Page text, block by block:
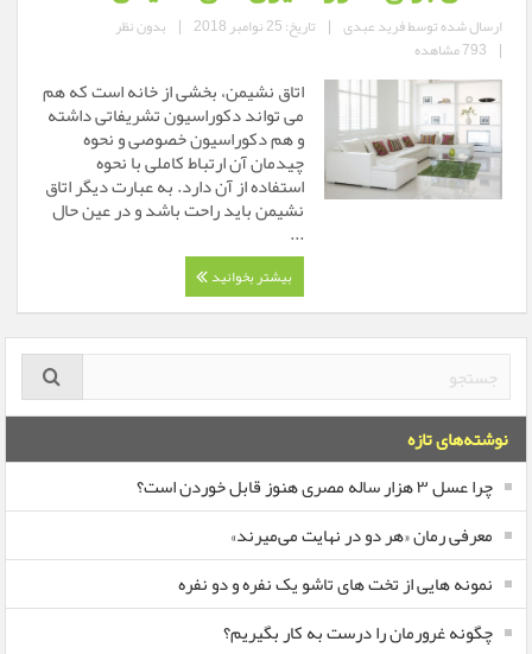
ارسال شده توسطفرید عبدی | تاریخ: 25 نوامبر 2018 | بدون نظر
| 793 مشاهده
اتاق نشیمن، بخشی از خانه است كه هم
می تواند دكوراسیون تشریفاتی داشته
و هم دكوراسیون خصوصی و نحوه
چیدمان آن ارتباط كاملی با نحوه
استفاده از آن دارد. به عبارت دیگر اتاق
نشیمن باید راحت باشد و در عین حال
...
بیشتر بخوانید
نوشته‌های تازه
چرا عسل ۳ هزار ساله‌ مصری هنوز قابل خوردن است؟
معرفی رمان «هر دو در نهایت می‌میرند»
نمونه هایی از تخت های تاشو یک نفره و دو نفره
چگونه غرورمان را درست به کار بگیریم؟